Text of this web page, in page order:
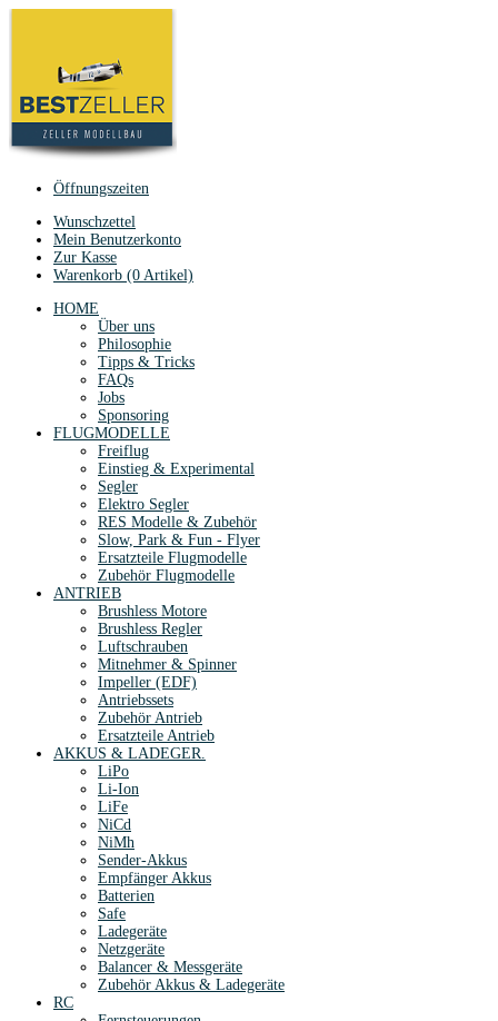
Öffnungszeiten
Wunschzettel
Mein Benutzerkonto
Zur Kasse
Warenkorb (0 Artikel)
HOME
Über uns
Philosophie
Tipps & Tricks
FAQs
Jobs
Sponsoring
FLUGMODELLE
Freiflug
Einstieg & Experimental
Segler
Elektro Segler
RES Modelle & Zubehör
Slow, Park & Fun - Flyer
Ersatzteile Flugmodelle
Zubehör Flugmodelle
ANTRIEB
Brushless Motore
Brushless Regler
Luftschrauben
Mitnehmer & Spinner
Impeller (EDF)
Antriebssets
Zubehör Antrieb
Ersatzteile Antrieb
AKKUS & LADEGER.
LiPo
Li-Ion
LiFe
NiCd
NiMh
Sender-Akkus
Empfänger Akkus
Batterien
Safe
Ladegeräte
Netzgeräte
Balancer & Messgeräte
Zubehör Akkus & Ladegeräte
RC